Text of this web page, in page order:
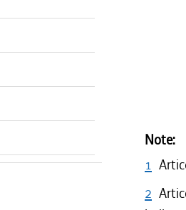
Note:
1
2